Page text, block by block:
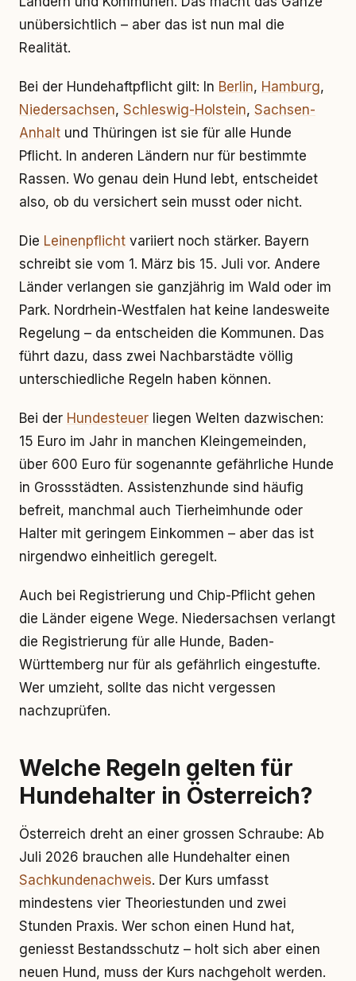
unübersichtlich – aber das ist nun mal die
Realität.
Bei der Hundehaftpflicht gilt: In Berlin, Hamburg,
Niedersachsen, Schleswig-Holstein, Sachsen-
Anhalt und Thüringen ist sie für alle Hunde
Pflicht. In anderen Ländern nur für bestimmte
Rassen. Wo genau dein Hund lebt, entscheidet
also, ob du versichert sein musst oder nicht.
Die Leinenpflicht variiert noch stärker. Bayern
schreibt sie vom 1. März bis 15. Juli vor. Andere
Länder verlangen sie ganzjährig im Wald oder im
Park. Nordrhein-Westfalen hat keine landesweite
Regelung – da entscheiden die Kommunen. Das
führt dazu, dass zwei Nachbarstädte völlig
unterschiedliche Regeln haben können.
Bei der Hundesteuer liegen Welten dazwischen:
15 Euro im Jahr in manchen Kleingemeinden,
über 600 Euro für sogenannte gefährliche Hunde
in Grossstädten. Assistenzhunde sind häufig
befreit, manchmal auch Tierheimhunde oder
Halter mit geringem Einkommen – aber das ist
nirgendwo einheitlich geregelt.
Auch bei Registrierung und Chip-Pflicht gehen
die Länder eigene Wege. Niedersachsen verlangt
die Registrierung für alle Hunde, Baden-
Württemberg nur für als gefährlich eingestufte.
Wer umzieht, sollte das nicht vergessen
nachzuprüfen.
Welche Regeln gelten für
Hundehalter in Österreich?
Österreich dreht an einer grossen Schraube: Ab
Juli 2026 brauchen alle Hundehalter einen
Sachkundenachweis. Der Kurs umfasst
mindestens vier Theoriestunden und zwei
Stunden Praxis. Wer schon einen Hund hat,
geniesst Bestandsschutz – holt sich aber einen
neuen Hund, muss der Kurs nachgeholt werden.